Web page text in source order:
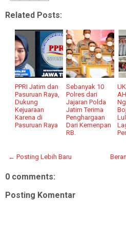
Related Posts:
PPRI Jatim dan
Pasuruan Raya,
Dukung
Kejuaraan
Karena di
Pasuruan Raya
Sebanyak 10
Polres dari
Jajaran Polda
Jatim Terima
Penghargaan
Dari Kemenpan
RB.
← Posting Lebih Baru
0 comments:
Posting Komentar